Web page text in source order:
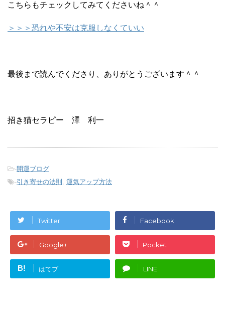
こちらもチェックしてみてくださいね＾＾
＞＞＞恐れや不安は克服しなくていい
最後まで読んでくださり、ありがとうございます＾＾
招き猫セラピー 澤 利一
-開運ブログ
-引き寄せの法則 , 運気アップ方法
Twitter Facebook
Google+ Pocket
B! はてブ LINE